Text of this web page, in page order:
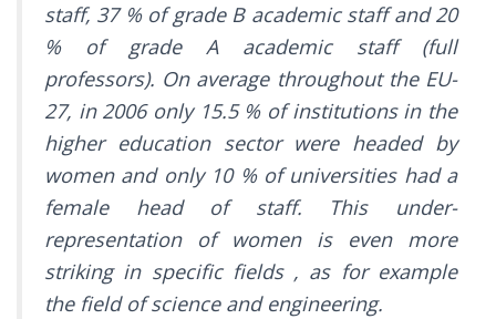
staff, 37 % of grade B academic staff and 20
% of grade A academic staff (full
professors). On average throughout the EU-
27, in 2006 only 15.5 % of institutions in the
higher education sector were headed by
women and only 10 % of universities had a
female head of staff. This under-
representation of women is even more
striking in specific fields , as for example
the field of science and engineering.